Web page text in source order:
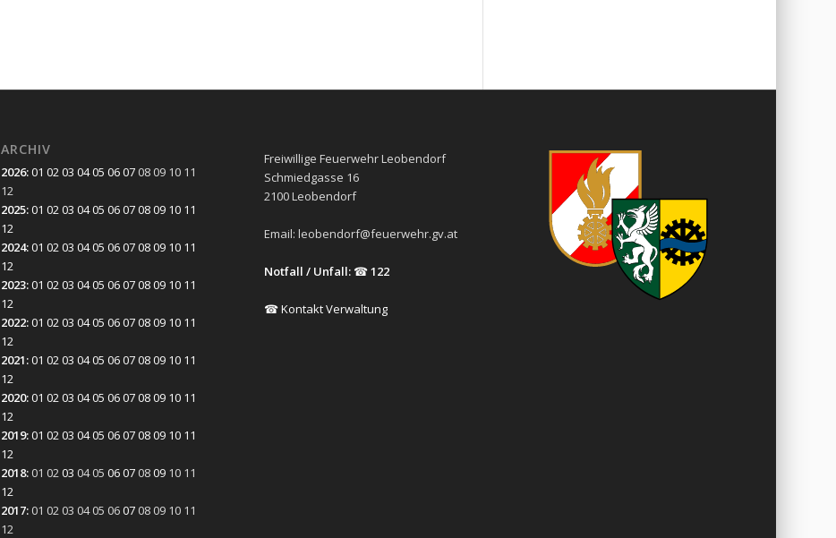
ARCHIV
2026:01 02 03 0405 0607 08 09 10 11
12
2025:01 02 03 0405 06070809 10 11
12
2024:01 02 03 0405 06070809 10 11
12
2023:01 02 03 0405 06070809 10 11
12
2022:01 02 03 0405 06070809 10 11
12
2021:01 02 03 0405 06070809 10 11
12
2020:01 02 03 0405 06070809 10 11
12
2019:01 02 03 0405 06070809 10 11
12
2018: 01 02 03 04 05 0607 0809 10 11
12
2017: 01 02 03 04 05 0607 08 09 10 11
12
Freiwillige Feuerwehr Leobendorf
Schmiedgasse 16
2100 Leobendorf
Email:leobendorf@feuerwehr.gv.at
Notfall / Unfall: ☎122
☎ Kontakt Verwaltung